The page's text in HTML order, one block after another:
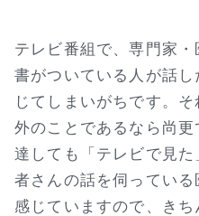
テレビ番組で、専門家
書がついている人が話
じてしまいがちです。
外のことであるなら尚
達しても「テレビで見
者さんの話を伺ってい
感じていますので、き